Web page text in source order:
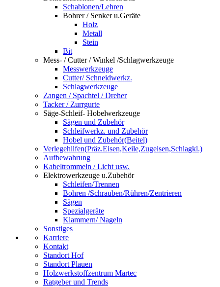
Schablonen/Lehren
Bohrer / Senker u.Geräte
Holz
Metall
Stein
Bit
Mess- / Cutter / Winkel /Schlagwerkzeuge
Messwerkzeuge
Cutter/ Schneidwerkz.
Schlagwerkzeuge
Zangen / Spachtel / Dreher
Tacker / Zurrgurte
Säge-Schleif- Hobelwerkzeuge
Sägen und Zubehör
Schleifwerkz. und Zubehör
Hobel und Zubehör(Beitel)
Verlegehilfen(Präz.Eisen,Keile,Zugeisen,Schlagkl.)
Aufbewahrung
Kabeltrommeln / Licht usw.
Elektrowerkzeuge u.Zubehör
Schleifen/Trennen
Bohren /Schrauben/Rühren/Zentrieren
Sägen
Spezialgeräte
Klammern/ Nageln
Sonstiges
Karriere
Kontakt
Standort Hof
Standort Plauen
Holzwerkstoffzentrum Martec
Ratgeber und Trends